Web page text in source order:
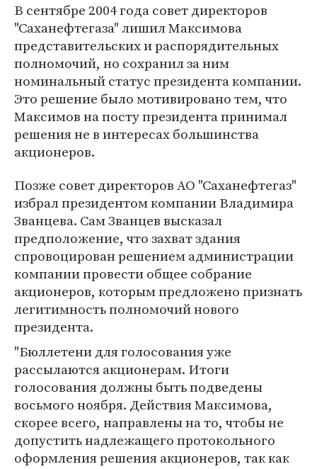
В сентябре 2004 года совет директоров
"Саханефтегаза" лишил Максимова
представительских и распорядительных
полномочий, но сохранил за ним
номинальный статус президента компании.
Это решение было мотивировано тем, что
Максимов на посту президента принимал
решения не в интересах большинства
акционеров.
Позже совет директоров АО "Саханефтегаз"
избрал президентом компании Владимира
Званцева. Сам Званцев высказал
предположение, что захват здания
спровоцирован решением администрации
компании провести общее собрание
акционеров, которым предложено признать
легитимность полномочий нового
президента.
"Бюллетени для голосования уже
рассылаются акционерам. Итоги
голосования должны быть подведены
восьмого ноября. Действия Максимова,
скорее всего, направлены на то, чтобы не
допустить надлежащего протокольного
оформления решения акционеров, так как